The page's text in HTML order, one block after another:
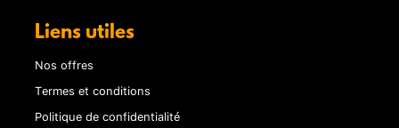
Liens utiles
Nos offres
Termes et conditions
Politique de confidentialité